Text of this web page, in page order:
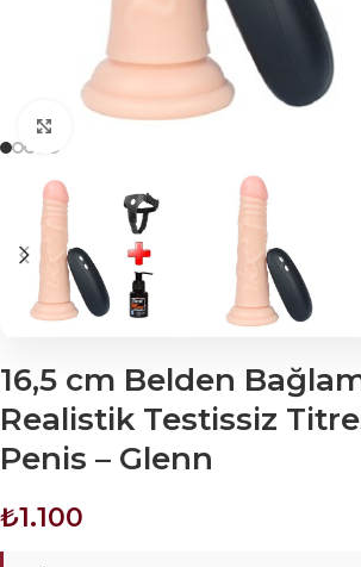
Click to enlarge
16,5 cm Belden
Realistik Testissiz
Penis – Glenn
₺1.100